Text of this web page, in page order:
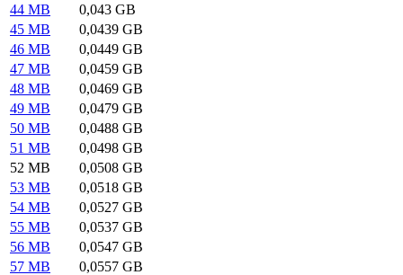
44 MB
0,043 GB
45 MB
0,0439 GB
46 MB
0,0449 GB
47 MB
0,0459 GB
48 MB
0,0469 GB
49 MB
0,0479 GB
50 MB
0,0488 GB
51 MB
0,0498 GB
52 MB
0,0508 GB
53 MB
0,0518 GB
54 MB
0,0527 GB
55 MB
0,0537 GB
56 MB
0,0547 GB
57 MB
0,0557 GB